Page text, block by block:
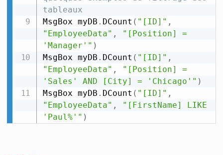
tableaux
MsgBox myDB . DCount ( "[ID]" ,
"EmployeeData" ,
"[Position] =
'Manager'" )
MsgBox myDB . DCount ( "[ID]" ,
"EmployeeData" ,
"[Position] =
'Sales' AND [City] = 'Chicago'" )
MsgBox myDB . DCount ( "[ID]" ,
"EmployeeData" ,
"[FirstName] LIKE
'Paul%'" )